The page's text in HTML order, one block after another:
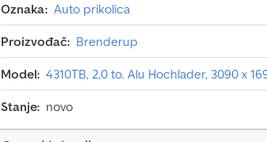
Oznaka: Auto prikolica
Proizvođač: Brenderup
Model: 4310TB, 2,0 to. Alu Hochlader, 3090 x
Stanje: novo